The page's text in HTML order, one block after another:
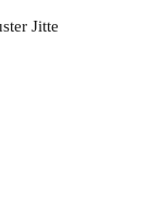
Jitte